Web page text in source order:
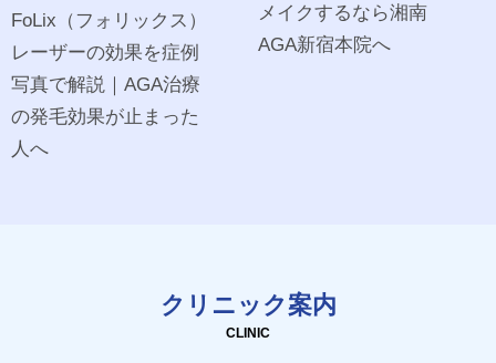
FoLix（フォリックス）
レーザーの効果を症例
写真で解説｜AGA治療
の発毛効果が止まった
人へ
メイクするなら湘南
AGA新宿本院へ
クリニック案内
CLINIC